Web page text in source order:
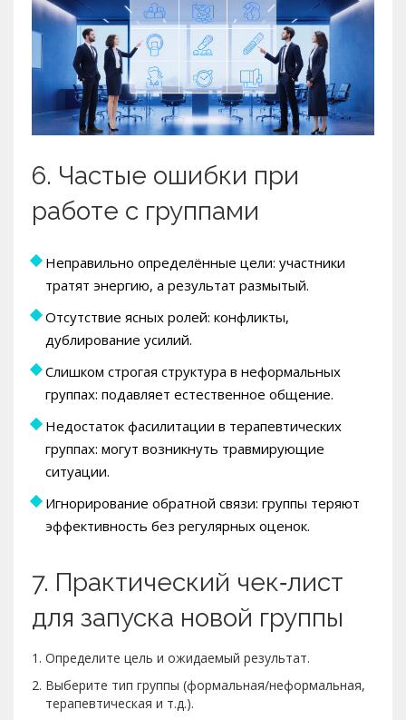
6. Частые ошибки при
работе с группами
Неправильно определённые цели: участники
тратят энергию, а результат размытый.
Отсутствие ясных ролей: конфликты,
дублирование усилий.
Слишком строгая структура в неформальных
группах: подавляет естественное общение.
Недостаток фасилитации в терапевтических
группах: могут возникнуть травмирующие
ситуации.
Игнорирование обратной связи: группы теряют
эффективность без регулярных оценок.
7. Практический чек‑лист
для запуска новой группы
Определите цель и ожидаемый результат.
Выберите тип группы (формальная/неформальная,
терапевтическая и т.д.).